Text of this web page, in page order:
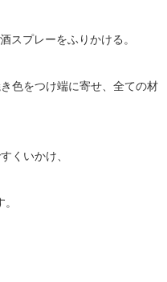
スプレーをふりかける。
色をつけ端に寄せ、全ての材
くいかけ、